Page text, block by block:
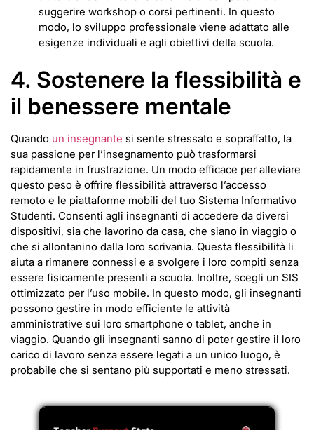
suggerire workshop o corsi pertinenti. In questo
modo, lo sviluppo professionale viene adattato alle
esigenze individuali e agli obiettivi della scuola.
4. Sostenere la flessibilità e
il benessere mentale
Quando un insegnante si sente stressato e sopraffatto, la
sua passione per l’insegnamento può trasformarsi
rapidamente in frustrazione. Un modo efficace per alleviare
questo peso è offrire flessibilità attraverso l’accesso
remoto e le piattaforme mobili del tuo Sistema Informativo
Studenti. Consenti agli insegnanti di accedere da diversi
dispositivi, sia che lavorino da casa, che siano in viaggio o
che si allontanino dalla loro scrivania. Questa flessibilità li
aiuta a rimanere connessi e a svolgere i loro compiti senza
essere fisicamente presenti a scuola. Inoltre, scegli un SIS
ottimizzato per l’uso mobile. In questo modo, gli insegnanti
possono gestire in modo efficiente le attività
amministrative sui loro smartphone o tablet, anche in
viaggio. Quando gli insegnanti sanno di poter gestire il loro
carico di lavoro senza essere legati a un unico luogo, è
probabile che si sentano più supportati e meno stressati.